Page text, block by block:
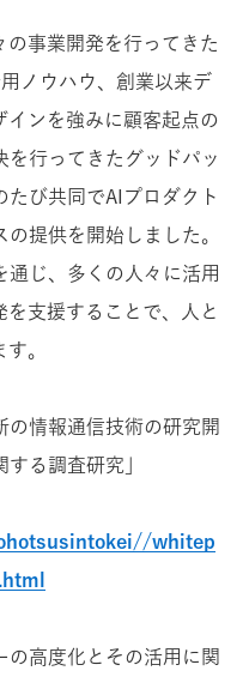
の事業開発を行ってきた
ノウハウ、創業以来デ
ンを強みに顧客起点の
行ってきたグッドパッ
たび共同でAIプロダクト
の提供を開始しました。
通じ、多くの人々に活用
支援することで、人と
。
情報通信技術の研究開
る調査研究」
whitep
の高度化とその活用に関